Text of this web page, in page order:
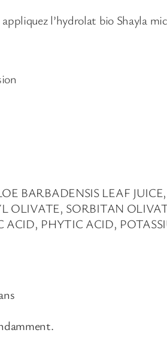
d
H
y
d
l’hydrolat bio Shayla
BARBADENSIS LEAF
OLIVATE, SORBITAN
PHYTIC ACID,